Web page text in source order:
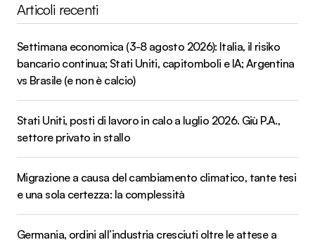
Articoli recenti
Settimana economica (3-8 agosto 2026): Italia, il risiko
bancario continua; Stati Uniti, capitomboli e IA; Argentina
vs Brasile (e non è calcio)
Stati Uniti, posti di lavoro in calo a luglio 2026. Giù P.A.,
settore privato in stallo
Migrazione a causa del cambiamento climatico, tante tesi
e una sola certezza: la complessità
Germania, ordini all’industria cresciuti oltre le attese a